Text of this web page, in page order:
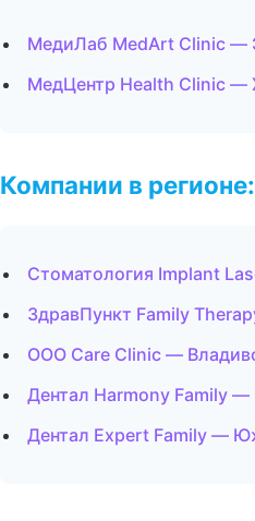
МедиЛаб MedArt Clinic —
МедЦентр Health Clinic —
Компании в
Стоматология Implant
ЗдравПункт Family
ООО Care Clinic —
Дентал Harmony Family
Дентал Expert Family —